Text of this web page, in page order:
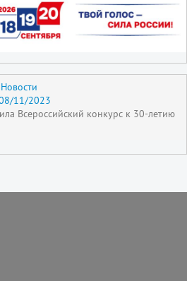
Новости
11/2023
Всероссийский конкурс к 30-летию